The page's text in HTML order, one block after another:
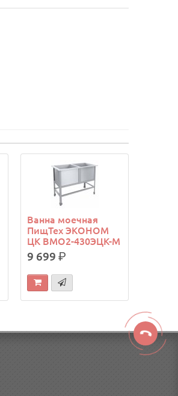
Ванна моечная
ПищТех ЭКОНОМ
ЦК ВМО2-430ЭЦК-М
9 699р.